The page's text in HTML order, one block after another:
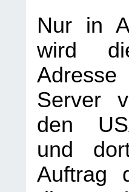
Nur in
wird
Server
den
und
Auftrag